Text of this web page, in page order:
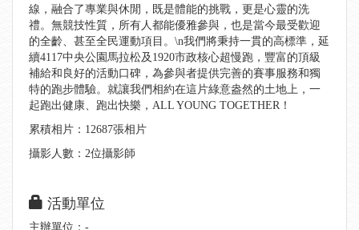
線，融合了專業與休閒，既是體能的挑戰，更是心靈的洗
禮。無競技性質，所有人都能優雅參與，也是當今最受歡迎
的全齡、甚至全民運動項目。\n我們將秉持一貫的高標準，延
續4117中央公園馬拉松及1920市政核心超慢跑，豐富的頂級
補給和良好的活動口碑，為參與者提供完善的賽事服務和獨
特的跑步體驗。就讓我們相約在這片綠意盎然的土地上，一
起跑出健康、跑出快樂，ALL YOUNG TOGETHER！
累積相片：12687張相片
攝影人數：2位攝影師
活動單位
主辦單位：-